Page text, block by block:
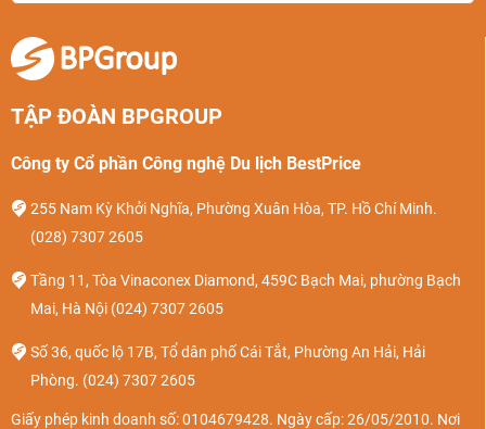
TẬP ĐOÀN BPGROUP
Công ty Cổ phần Công nghệ Du lịch BestPrice
255 Nam Kỳ Khởi Nghĩa, Phường Xuân Hòa, TP. Hồ Chí Minh.
(028) 7307 2605
Tầng 11, Tòa Vinaconex Diamond, 459C Bạch Mai, phường Bạch
Mai, Hà Nội (024) 7307 2605
Số 36, quốc lộ 17B, Tổ dân phố Cái Tắt, Phường An Hải, Hải
Phòng. (024) 7307 2605
Giấy phép kinh doanh số: 0104679428. Ngày cấp: 26/05/2010. Nơi